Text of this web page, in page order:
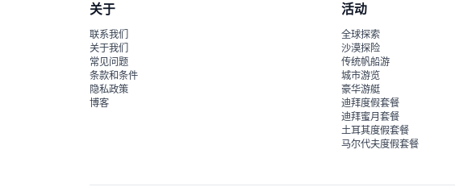
关于
联系我们
关于我们
常见问题
条款和条件
隐私政策
博客
活动
全球探索
沙漠探险
传统帆船游
城市游览
豪华游艇
迪拜度假套餐
迪拜蜜月套餐
土耳其度假套餐
马尔代夫度假套餐